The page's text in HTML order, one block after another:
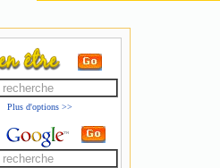
Plus d'options >>